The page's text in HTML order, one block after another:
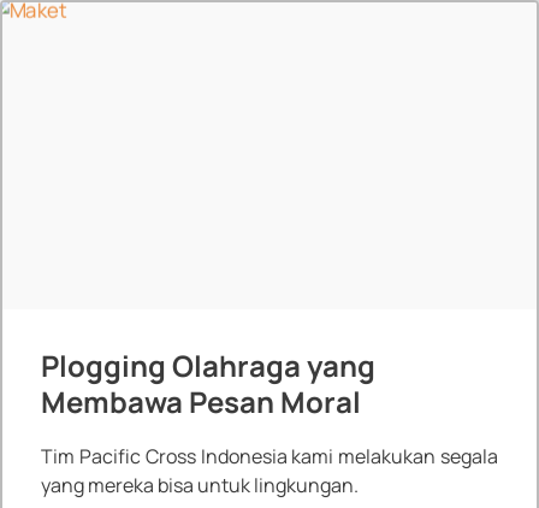
Plogging Olahraga yang
Membawa Pesan Moral
Tim Pacific Cross Indonesia kami melakukan segala
yang mereka bisa untuk lingkungan.